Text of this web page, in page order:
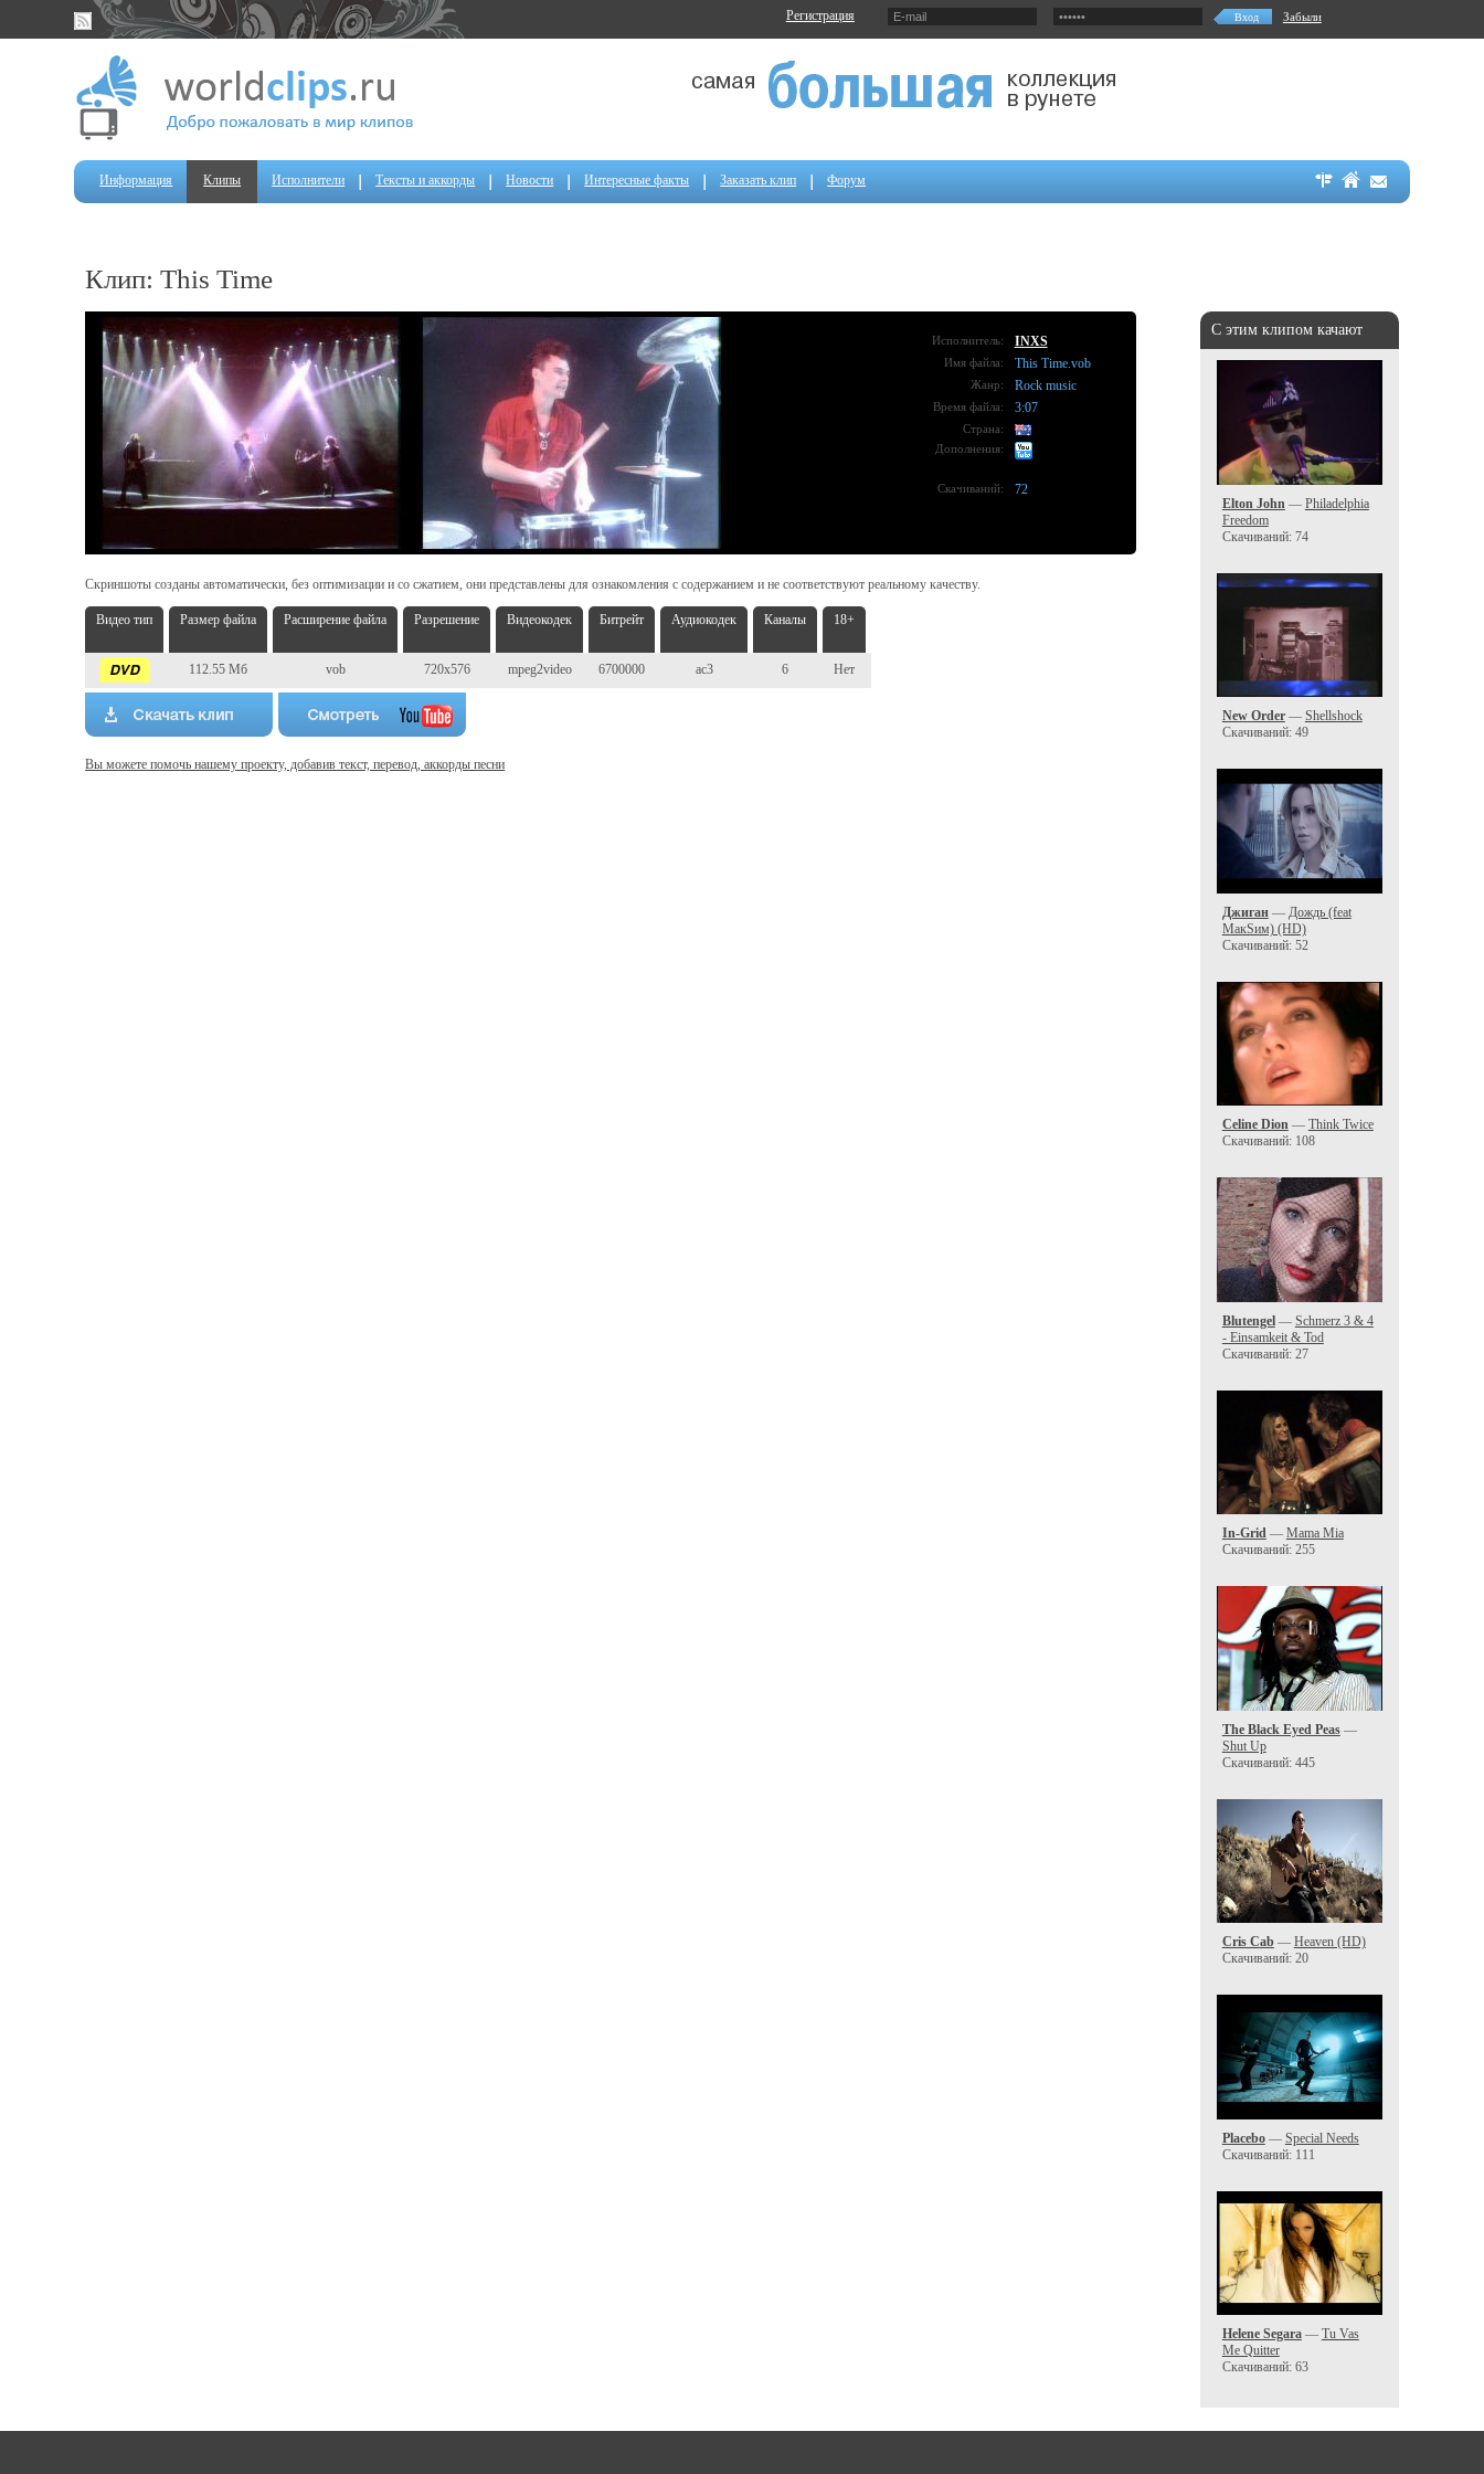
Регистрация Забыли
Информация Клипы Исполнители Тексты и аккорды Новости Интересные факты Заказать клип Форум
Клип: This Time
С этим клипом качают
Elton John — Philadelphia
Freedom
Скачиваний: 74
New Order— Shellshock
Скачиваний: 49
Джиган— Дождь (feat
МакSим) (HD)
Скачиваний: 52
Celine Dion— Think Twice
Скачиваний: 108
Blutengel— Schmerz 3 & 4
- Einsamkeit & Tod
Скачиваний: 27
In-Grid— Mama Mia
Скачиваний: 255
The Black Eyed Peas—
Shut Up
Скачиваний: 445
Cris Cab— Heaven (HD)
Скачиваний: 20
Placebo— Special Needs
Скачиваний: 111
Helene Segara— Tu Vas
Me Quitter
Скачиваний: 63
Исполнитель: INXS
Имя файла: This Time.vob
Жанр: Rock music
Время файла: 3:07
Страна:
Дополнения:
Скачиваний: 72
Скриншоты созданы автоматически, без оптимизации и со сжатием, они представлены для ознакомления с содержанием и не соответствуют реальному качеству.
Видео тип Размер файла Расширение файла Разрешение Видеокодек Битрейт Аудиокодек Каналы 18+
112.55 Мб vob 720x576 mpeg2video 6700000 ac3 6 Нет
Вы можете помочь нашему проекту, добавив текст, перевод, аккорды песни